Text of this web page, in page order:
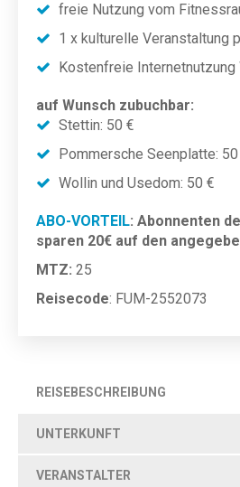
freie Nutzung vom
1 x kulturelle Veranstaltung
Kostenfreie Internetnutzung
auf Wunsch zubuchbar:
Stettin: 50 €
Pommersche Seenplatte:
Wollin und Usedom: 50 €
ABO-VORTEIL: Abonnenten
sparen 20€ auf den
MTZ: 25
Reisecode: FUM-2552073
REISEBESCHREIBUNG
UNTERKUNFT
VERANSTALTER